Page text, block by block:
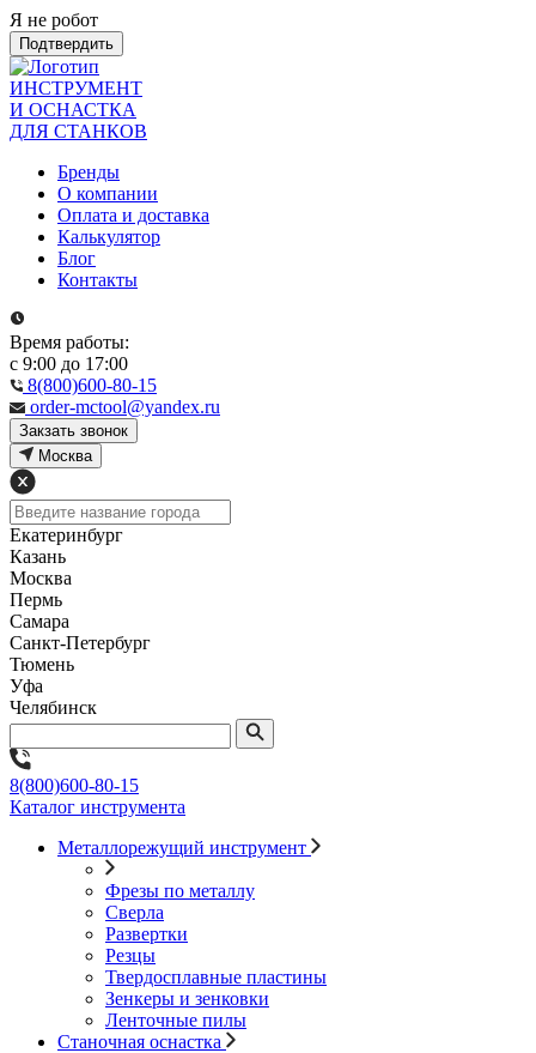
Я не робот
Подтвердить
ИНСТРУМЕНТ
И ОСНАСТКА
ДЛЯ СТАНКОВ
Бренды
О компании
Оплата и доставка
Калькулятор
Блог
Контакты
Время работы:
с 9:00 до 17:00
8(800)600-80-15
order-mctool@yandex.ru
Закзать звонок
Москва
Екатеринбург
Казань
Москва
Пермь
Самара
Санкт-Петербург
Тюмень
Уфа
Челябинск
8(800)600-80-15
Каталог инструмента
Металлорежущий инструмент
Фрезы по металлу
Сверла
Развертки
Резцы
Твердосплавные пластины
Зенкеры и зенковки
Ленточные пилы
Станочная оснастка